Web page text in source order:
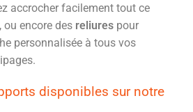
accrocher facilement tout ce
ou encore des reliurespour
personnalisée à tous vos
disponibles sur notre